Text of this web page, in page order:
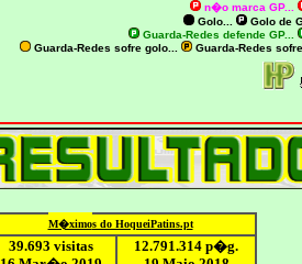
n�o marca GP...
Golo...
Golo de
Guarda-Redes defende GP...
Guarda-Redes sofre golo...
Guarda-Redes
M�ximos do HoqueiPatins.pt
39.693 visitas
12.791.314 p�g.